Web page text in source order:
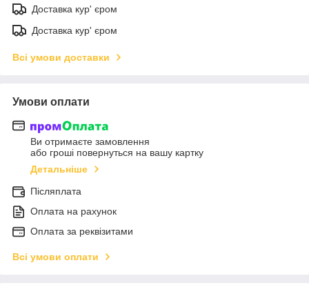
Доставка кур' єром
Доставка кур' єром
Всі умови доставки
Умови оплати
Ви отримаєте замовлення
або гроші повернуться на вашу картку
Детальніше
Післяплата
Оплата на рахунок
Оплата за реквізитами
Всі умови оплати